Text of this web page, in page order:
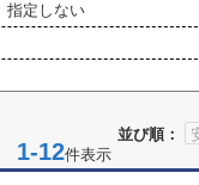
指定しない
並び順：
1-12件表示